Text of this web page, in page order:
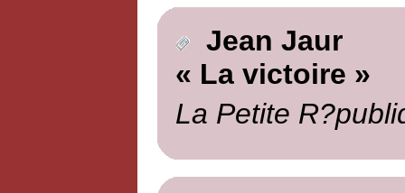
Jean Jaur
« La victoire »
La Petite